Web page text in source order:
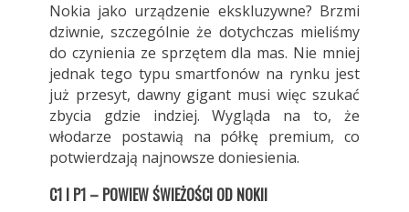
Nokia jako urządzenie ekskluzywne? Brzmi
dziwnie, szczególnie że dotychczas mieliśmy
do czynienia ze sprzętem dla mas. Nie mniej
jednak tego typu smartfonów na rynku jest
już przesyt, dawny gigant musi więc szukać
zbycia gdzie indziej. Wygląda na to, że
włodarze postawią na półkę premium, co
potwierdzają najnowsze doniesienia.
C1 I P1 – POWIEW ŚWIEŻOŚCI OD NOKII